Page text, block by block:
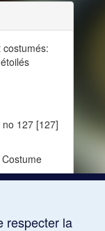
127 [127]
respecter la